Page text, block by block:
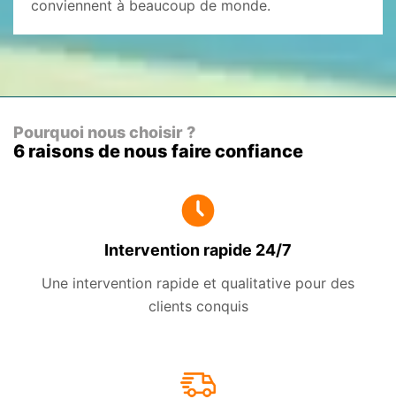
conviennent à beaucoup de monde.
Pourquoi nous choisir ?
6 raisons de nous faire confiance
Intervention rapide 24/7
Une intervention rapide et qualitative pour des
clients conquis